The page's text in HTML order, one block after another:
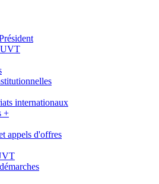
internationaux
+
appels d'offres